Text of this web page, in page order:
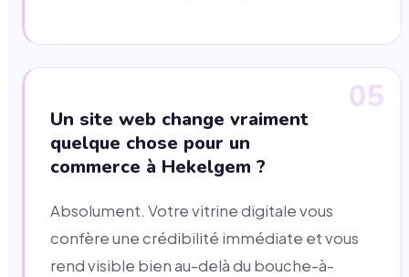
05
Un site web change vraiment
quelque chose pour un
commerce à Hekelgem ?
Absolument. Votre vitrine digitale vous
confère une crédibilité immédiate et vous
rend visible bien au-delà du bouche-à-